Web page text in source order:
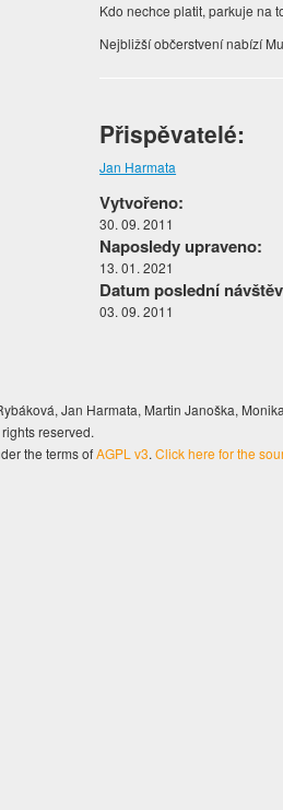
Kdo nechce platit, parkuje na
Nejbližší občerstvení nabízí
Přispěvatelé:
Jan Harmata
Vytvořeno:
30. 09. 2011
Naposledy upraveno:
13. 01. 2021
Datum poslední
03. 09. 2011
Jan Harmata, Martin Janoška,
reserved.
the terms ofAGPL v3. Click here for the